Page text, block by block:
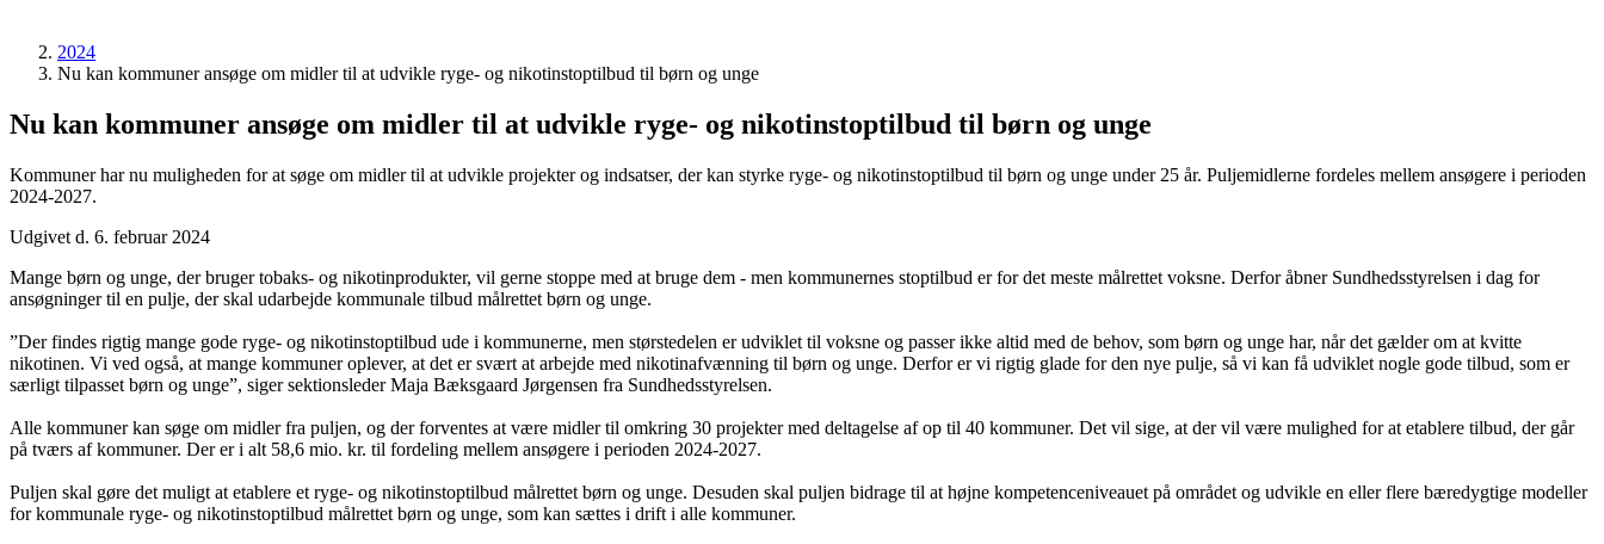
2024
Nu kan kommuner ansøge om midler til at udvikle ryge- og nikotinstoptilbud til børn og unge
Nu kan kommuner ansøge om midler til at udvikle ryge- og nikotinstoptilbud til børn og unge
Kommuner har nu muligheden for at søge om midler til at udvikle projekter og indsatser, der kan styrke ryge- og nikotinstoptilbud til børn og unge under 25 år. Puljemidlerne fordeles mellem ansøgere i perioden
2024-2027.
Udgivet d. 6. februar 2024
Mange børn og unge, der bruger tobaks- og nikotinprodukter, vil gerne stoppe med at bruge dem - men kommunernes stoptilbud er for det meste målrettet voksne. Derfor åbner Sundhedsstyrelsen i dag for
ansøgninger til en pulje, der skal udarbejde kommunale tilbud målrettet børn og unge.
”Der findes rigtig mange gode ryge- og nikotinstoptilbud ude i kommunerne, men størstedelen er udviklet til voksne og passer ikke altid med de behov, som børn og unge har, når det gælder om at kvitte
nikotinen. Vi ved også, at mange kommuner oplever, at det er svært at arbejde med nikotinafvænning til børn og unge. Derfor er vi rigtig glade for den nye pulje, så vi kan få udviklet nogle gode tilbud, som er
særligt tilpasset børn og unge”, siger sektionsleder Maja Bæksgaard Jørgensen fra Sundhedsstyrelsen.
Alle kommuner kan søge om midler fra puljen, og der forventes at være midler til omkring 30 projekter med deltagelse af op til 40 kommuner. Det vil sige, at der vil være mulighed for at etablere tilbud, der går
på tværs af kommuner. Der er i alt 58,6 mio. kr. til fordeling mellem ansøgere i perioden 2024-2027.
Puljen skal gøre det muligt at etablere et ryge- og nikotinstoptilbud målrettet børn og unge. Desuden skal puljen bidrage til at højne kompetenceniveauet på området og udvikle en eller flere bæredygtige modeller
for kommunale ryge- og nikotinstoptilbud målrettet børn og unge, som kan sættes i drift i alle kommuner.